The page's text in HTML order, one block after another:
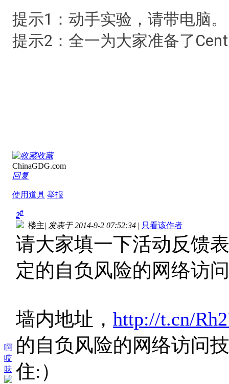
提示1：动手实验，请带电脑。
提示2：全一为大家准备了
收藏
ChinaGDG.com
回复
使用道具 举报
啊
哎
呋
2#
楼主| 发表于 2014-9-2 07:52:34 | 只看该作者
请大家填一下活动反馈
定的自负风险的网络访
墙内地址， http://t.cn/
的自负风险的网络访问
住:）